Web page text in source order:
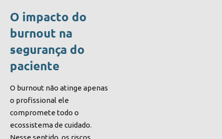
O impacto do
burnout na
segurança do
paciente
O burnout não atinge apenas
o profissional ele
compromete todo o
ecossistema de cuidado.
Nesse sentido, os riscos